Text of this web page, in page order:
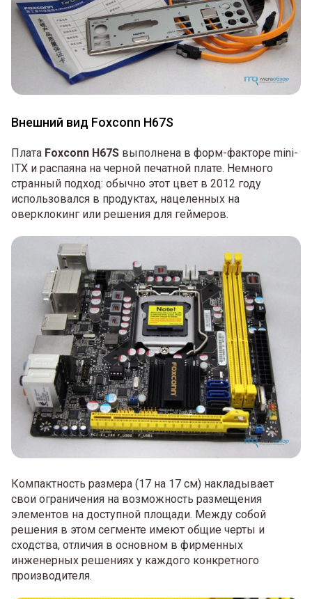
Внешний вид Foxconn H67S
Плата Foxconn H67S выполнена в форм-факторе mini-
ITX и распаяна на черной печатной плате. Немного
странный подход: обычно этот цвет в 2012 году
использовался в продуктах, нацеленных на
оверклокинг или решения для геймеров.
Компактность размера (17 на 17 см) накладывает
свои ограничения на возможность размещения
элементов на доступной площади. Между собой
решения в этом сегменте имеют общие черты и
сходства, отличия в основном в фирменных
инженерных решениях у каждого конкретного
производителя.